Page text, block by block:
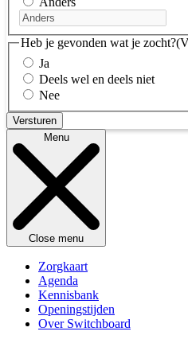
Heb je gevonden wat je zocht?
Ja
Deels wel en deels niet
Nee
Menu
Close menu
Zorgkaart
Agenda
Kennisbank
Openingstijden
Over Switchboard